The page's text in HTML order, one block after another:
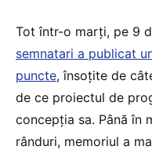
Tot într-o marți, pe 9
semnatari a publicat
puncte, însoțite de
de ce proiectul de
concepția sa. Până în
rânduri, memoriul a